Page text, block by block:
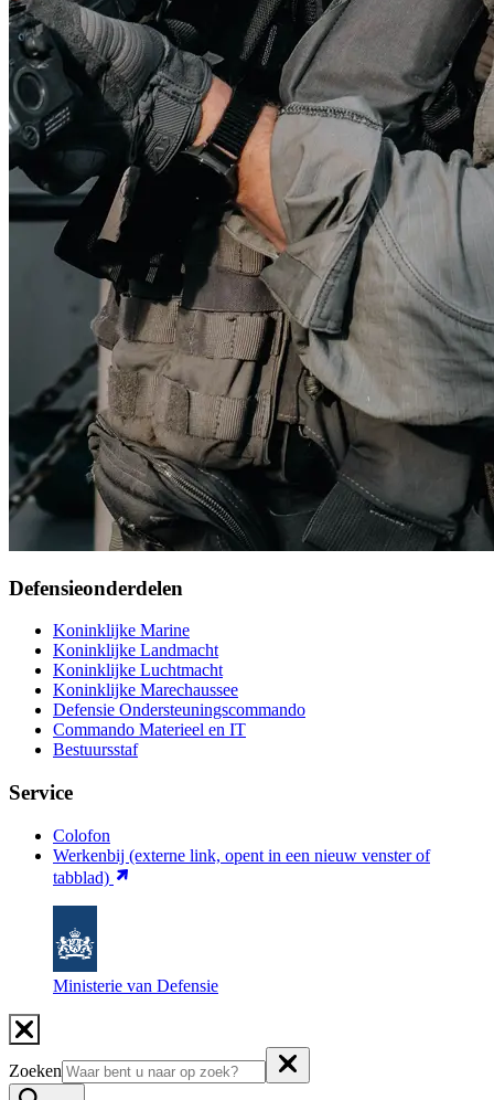
Defensieonderdelen
Koninklijke Marine
Koninklijke Landmacht
Koninklijke Luchtmacht
Koninklijke Marechaussee
Defensie Ondersteuningscommando
Commando Materieel en IT
Bestuursstaf
Service
Colofon
Werkenbij (externe link, opent in een nieuw venster of
tabblad)
Ministerie van Defensie
Zoeken